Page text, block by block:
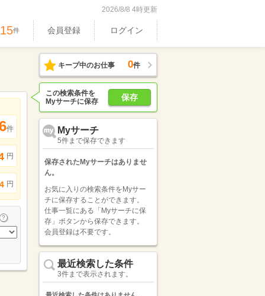
2026/8/8 4時更新
件 会員登録 ログイン
件
円
円
キープ中のお仕事 0件
保存
この検索条件を
Myサーチに保存
Myサーチ
5件まで保存できます
保存されたMyサーチはありませ
ん。
お気に入りの検索条件をMyサー
チに保存することができます。
仕事一覧にある「Myサーチに保
存」ボタンから保存できます。
会員登録は不要です。
最近検索した条件
3件まで表示されます。